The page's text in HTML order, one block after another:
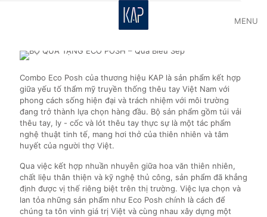
MENU
Combo Eco Posh của thương hiệu KAP là sản phẩm kết hợp
giữa yếu tố thẩm mỹ truyền thống thêu tay Việt Nam với
phong cách sống hiện đại và trách nhiệm với môi trường
đang trở thành lựa chọn hàng đầu. Bộ sản phẩm gồm túi vải
thêu tay, ly - cốc và lót thêu tay thực sự là một tác phẩm
nghệ thuật tinh tế, mang hơi thở của thiên nhiên và tâm
huyết của người thợ Việt.
Qua việc kết hợp nhuần nhuyễn giữa hoa văn thiên nhiên,
chất liệu thân thiện và kỹ nghệ thủ công, sản phẩm đã khẳng
định được vị thế riêng biệt trên thị trường. Việc lựa chọn và
lan tỏa những sản phẩm như Eco Posh chính là cách để
chúng ta tôn vinh giá trị Việt và cùng nhau xây dựng một